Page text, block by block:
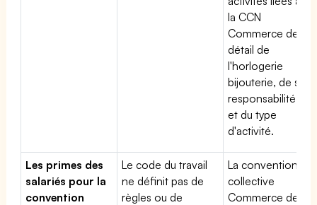
la CCN
Commerce de
détail de
l'horlogerie
bijouterie, de sa
responsabilité
et du type
d'activité.
Les primes des
salariés pour la
convention
Le code du travail
ne définit pas de
règles ou de
La convention
collective
Commerce de